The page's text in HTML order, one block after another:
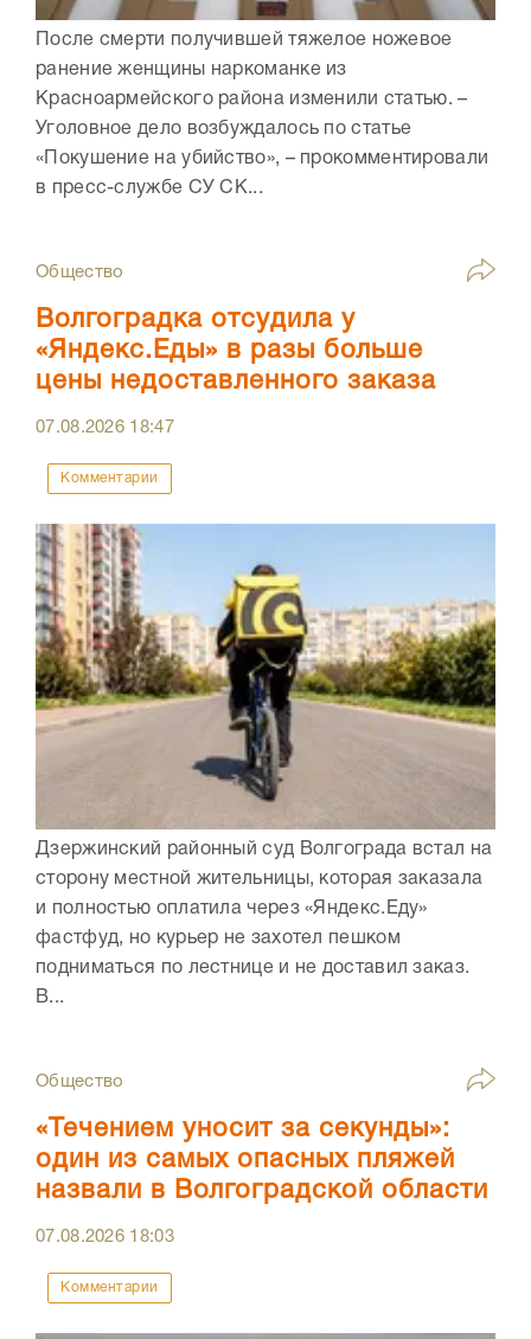
После смерти получившей тяжелое ножевое
ранение женщины наркоманке из
Красноармейского района изменили статью. –
Уголовное дело возбуждалось по статье
«Покушение на убийство», – прокомментировали
в пресс-службе СУ СК...
Общество
Волгоградка отсудила у
«Яндекс.Еды» в разы больше
цены недоставленного заказа
07.08.2026 18:47
Комментарии
Дзержинский районный суд Волгограда встал на
сторону местной жительницы, которая заказала
и полностью оплатила через «Яндекс.Еду»
фастфуд, но курьер не захотел пешком
подниматься по лестнице и не доставил заказ.
В...
Общество
«Течением уносит за секунды»:
один из самых опасных пляжей
назвали в Волгоградской области
07.08.2026 18:03
Комментарии